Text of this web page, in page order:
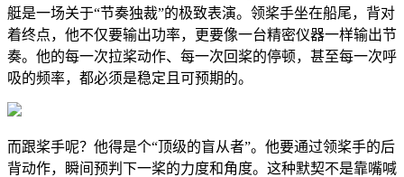
艇是一场关于“节奏独裁”的极致表演。领桨手坐在船尾，背对
着终点，他不仅要输出功率，更要像一台精密仪器一样输出节
奏。他的每一次拉桨动作、每一次回桨的停顿，甚至每一次呼
吸的频率，都必须是稳定且可预期的。
而跟桨手呢？他得是个“顶级的盲从者”。他要通过领桨手的后
背动作，瞬间预判下一桨的力度和角度。这种默契不是靠嘴喊